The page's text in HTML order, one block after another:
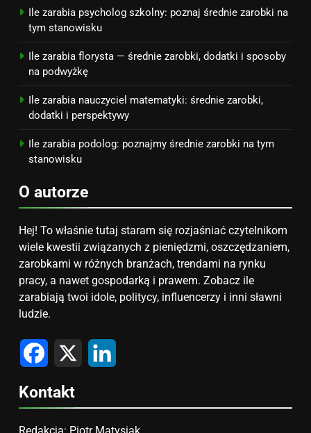
Ile zarabia psycholog szkolny: poznaj średnie zarobki na
tym stanowisku
Ile zarabia florysta — średnie zarobki, dodatki i sposoby
na podwyżkę
Ile zarabia nauczyciel matematyki: średnie zarobki,
dodatki i perspektywy
Ile zarabia podolog: poznajmy średnie zarobki na tym
stanowisku
O autorze
Hej! To właśnie tutaj staram się rozjaśniać czytelnikom
wiele kwestii związanych z pieniędzmi, oszczędzaniem,
zarobkami w różnych branżach, trendami na rynku
pracy, a nawet gospodarką i prawem. Zobacz ile
zarabiają twoi idole, politycy, influencerzy i inni sławni
ludzie.
Facebook
X
Kontakt
Redakcja: Piotr Matysiak